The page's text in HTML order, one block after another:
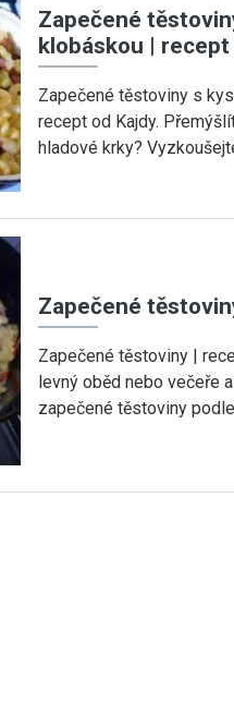
Zapečené
klobáskou | recept
Zapečené těstoviny s
recept od Kajdy.
hladové krky?
Zapečené
Zapečené těstoviny |
levný oběd nebo večeře
zapečené těstoviny